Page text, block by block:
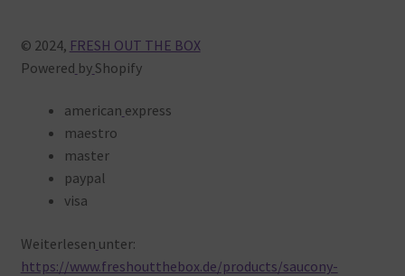
© 2024, FRESH OUT THE BOX
Powered by Shopify
american express
maestro
master
paypal
visa
Weiterlesen unter:
https://www.freshoutthebox.de/products/saucony-